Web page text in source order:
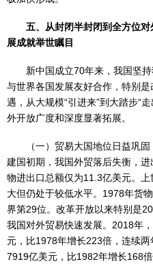
五、从封闭半封闭到全方位
展成就举世瞩目
新中国成立70年来，我国坚
与世界各国发展友好合作，特别
遇，从大规模“引进来”到大踏步“
外开放广度和深度显著拓展。
（一）贸易大国地位日益巩
建国初期，我国外贸落后失衡，
物进出口总额仅为11.3亿美元。
大但仍处于较低水平。1978年货
界第29位。改革开放以来特别是
我国对外贸易快速发展。2018年
元，比1978年增长223倍，连续
7919亿美元，比1982年增长168